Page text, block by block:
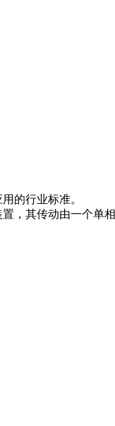
的行业标准。
，其传动由一个单